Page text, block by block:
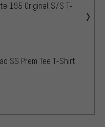
195 Original S/S T-
SS Prem Tee T-Shirt